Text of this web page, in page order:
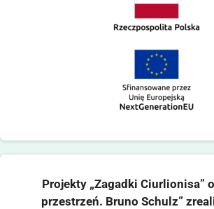
Projekty „Zagadki Ciurlionisa”
przestrzeń. Bruno Schulz”